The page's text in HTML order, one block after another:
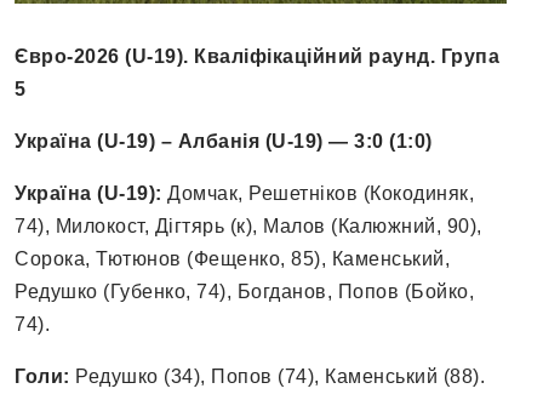
Євро-2026 (U-19). Кваліфікаційний раунд. Група
5
Україна (U-19) – Албанія (U-19) — 3:0 (1:0)
Україна (U-19): Домчак, Решетніков (Кокодиняк,
74), Милокост, Дігтярь (к), Малов (Калюжний, 90),
Сорока, Тютюнов (Фещенко, 85), Каменський,
Редушко (Губенко, 74), Богданов, Попов (Бойко,
74).
Голи: Редушко (34), Попов (74), Каменський (88).